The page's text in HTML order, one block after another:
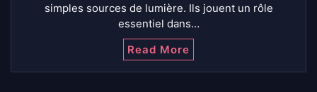
simples sources de lumière. Ils jouent un rôle
essentiel dans…
Read More